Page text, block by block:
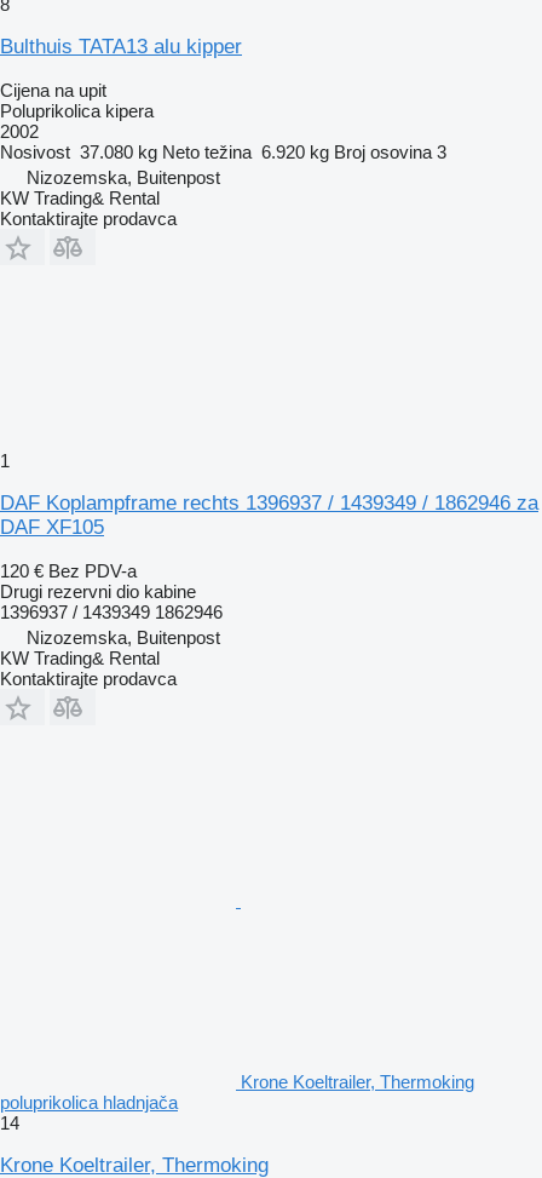
8
Bulthuis TATA13 alu kipper
Cijena na upit
Poluprikolica kipera
2002
Nosivost 37.080 kg Neto težina 6.920 kg Broj osovina 3
Nizozemska, Buitenpost
KW Trading& Rental
Kontaktirajte prodavca
1
DAF Koplampframe rechts 1396937 / 1439349 / 1862946 za
DAF XF105
120 € Bez PDV-a
Drugi rezervni dio kabine
1396937 / 1439349 1862946
Nizozemska, Buitenpost
KW Trading& Rental
Kontaktirajte prodavca
Krone Koeltrailer, Thermoking
poluprikolica hladnjača
14
Krone Koeltrailer, Thermoking